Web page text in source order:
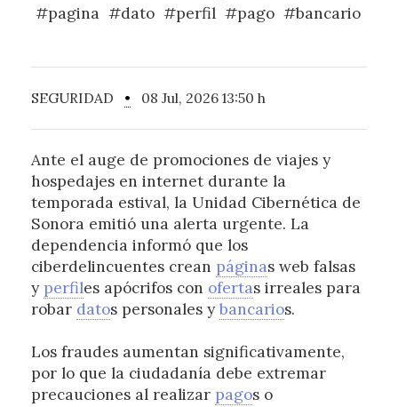
#pagina #dato #perfil #pago #bancario
SEGURIDAD • 08 Jul, 2026 13:50 h
Ante el auge de promociones de viajes y
hospedajes en internet durante la
temporada estival, la Unidad Cibernética de
Sonora emitió una alerta urgente. La
dependencia informó que los
ciberdelincuentes crean páginas web falsas
y perfiles apócrifos con ofertas irreales para
robar datos personales ybancarios.
Los fraudes aumentan significativamente,
por lo que la ciudadanía debe extremar
precauciones al realizar pagos o